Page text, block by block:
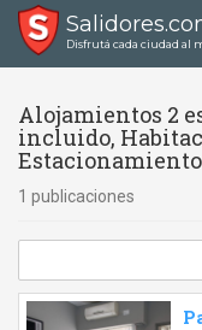
Disfrutá cada ciudad al
Alojamientos 2
incluido,
1 publicaciones